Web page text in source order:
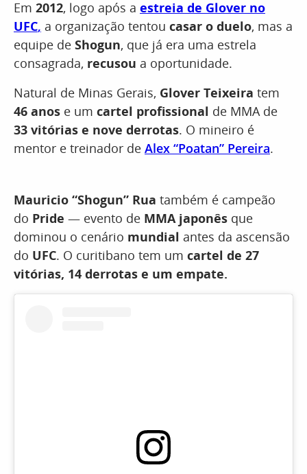
Em 2012, logo após a estreia de Glover no
UFC, a organização tentou casar o duelo, mas a
equipe de Shogun, que já era uma estrela
consagrada, recusou a oportunidade.
Natural de Minas Gerais, Glover Teixeira tem
46 anos e um cartel profissional de MMA de
33 vitórias e nove derrotas. O mineiro é
mentor e treinador de Alex “Poatan” Pereira.
Mauricio “Shogun” Rua também é campeão
do Pride — evento de MMA japonês que
dominou o cenário mundial antes da ascensão
do UFC. O curitibano tem um cartel de 27
vitórias, 14 derrotas e um empate.